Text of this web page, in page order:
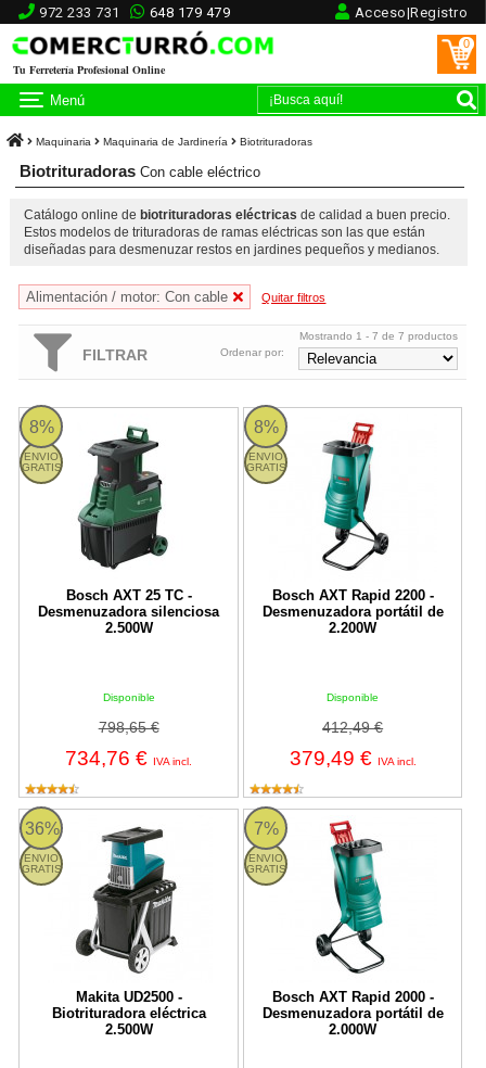
972 233 731 648 179 479 Acceso|Registro
Tu Ferretería Profesional Online
0
Menú
Maquinaria Maquinaria de Jardinería Biotrituradoras
Biotrituradoras Con cable eléctrico
Catálogo online de biotrituradoras eléctricas de calidad a buen precio.
Estos modelos de trituradoras de ramas eléctricas son las que están
diseñadas para desmenuzar restos en jardines pequeños y medianos.
Alimentación / motor: Con cable Quitar filtros
FILTRAR
Mostrando 1 - 7 de 7 productos
Ordenar por:
8%
ENVIO
GRATIS
Bosch AXT 25 TC -
Desmenuzadora silenciosa
2.500W
Disponible
798,65 €
734,76 € IVA incl.
Bosch AXT 25 TC - Desmenuzadora silenciosa 2.500W
8%
ENVIO
GRATIS
Bosch AXT Rapid 2200 -
Desmenuzadora portátil de
2.200W
Disponible
412,49 €
379,49 € IVA incl.
Bosch AXT Rapid 2200 -
36%
ENVIO
GRATIS
Makita UD2500 -
Biotrituradora eléctrica
2.500W
Makita UD2500 - Biotrituradora eléctrica 2.500W
7%
ENVIO
GRATIS
Bosch AXT Rapid 2000 -
Desmenuzadora portátil de
2.000W
Bosch AXT Rapid 2000 -